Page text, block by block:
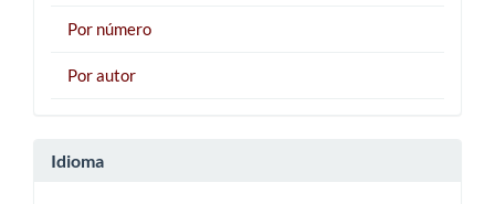
Por número
Por autor
Idioma